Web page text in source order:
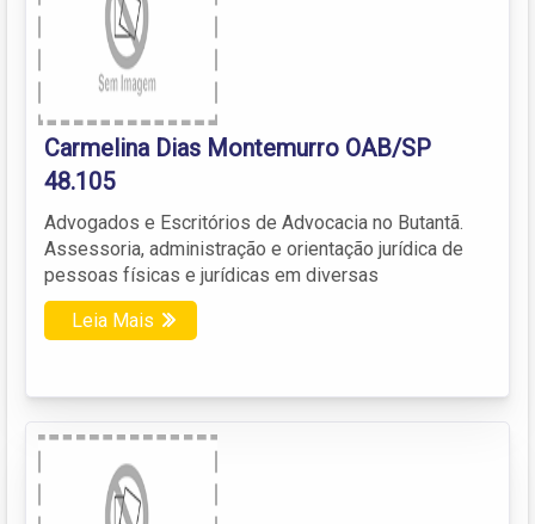
Carmelina Dias Montemurro OAB/SP
48.105
Advogados e Escritórios de Advocacia no Butantã.
Assessoria, administração e orientação jurídica de
pessoas físicas e jurídicas em diversas
Leia Mais